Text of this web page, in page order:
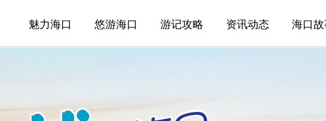
魅力海口 悠游海口 游记攻略 资讯动态 海口